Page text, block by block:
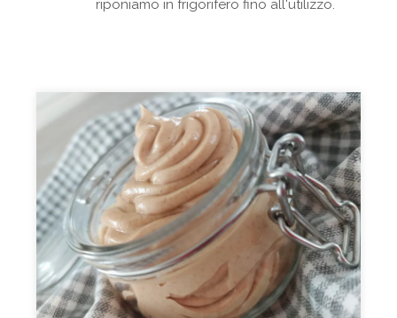
riponiamo in frigorifero fino all'utilizzo.